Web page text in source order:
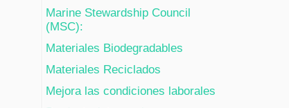
Marine Stewardship Council
(MSC):
Materiales Biodegradables
Materiales Reciclados
Mejora las condiciones laborales